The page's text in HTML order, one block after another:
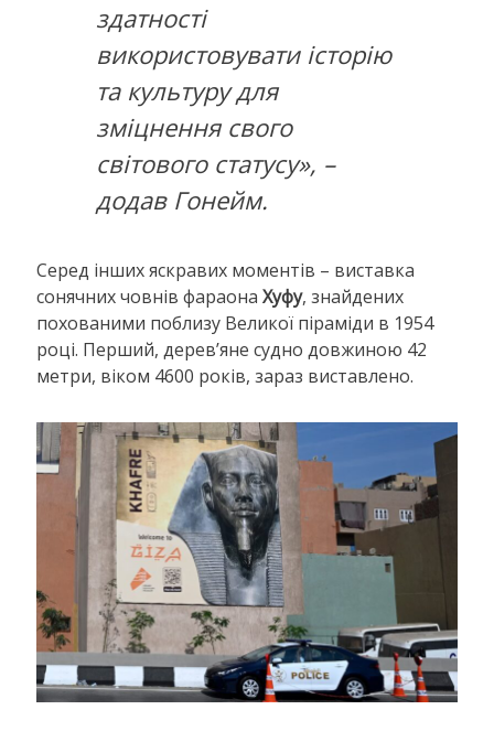
здатності
використовувати історію
та культуру для
зміцнення свого
світового статусу», –
додав Гонейм.
Серед інших яскравих моментів – виставка
сонячних човнів фараонаХуфу, знайдених
похованими поблизу Великої піраміди в 1954
році. Перший, дерев’яне судно довжиною 42
метри, віком 4600 років, зараз виставлено.